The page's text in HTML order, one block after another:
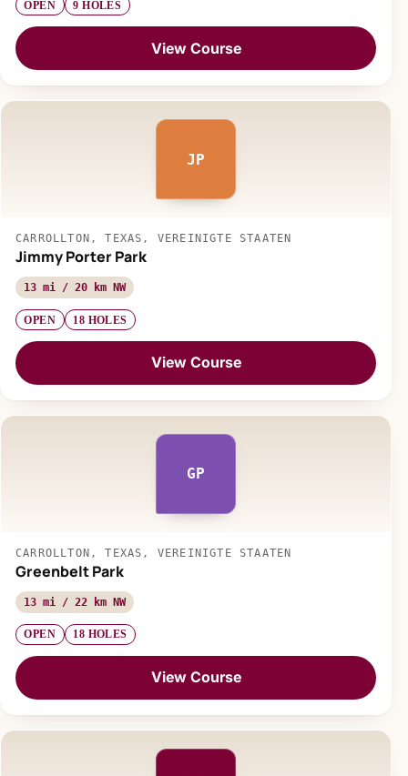
OPEN 9 HOLES
View Course
JP
CARROLLTON, TEXAS, VEREINIGTE STAATEN
Jimmy Porter Park
13 mi / 20 km NW
OPEN 18 HOLES
View Course
GP
CARROLLTON, TEXAS, VEREINIGTE STAATEN
Greenbelt Park
13 mi / 22 km NW
OPEN 18 HOLES
View Course